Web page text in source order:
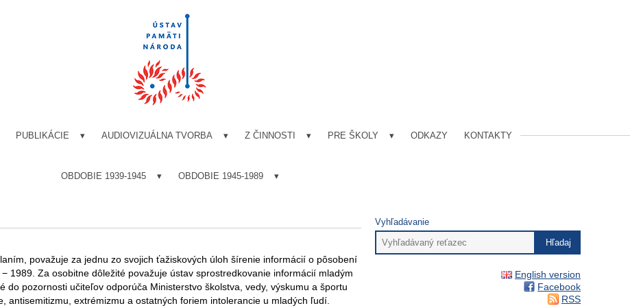
PUBLIKÁCIE AUDIOVIZUÁLNA TVORBA Z ČINNOSTI PRE ŠKOLY ODKAZY KONTAKTY
OBDOBIE 1939-1945 OBDOBIE 1945-1989
považuje za jednu zo svojich ťažiskových úloh šírenie informácií o pôsobení
1989. Za osobitne dôležité považuje ústav sprostredkovanie informácií mladým
pozornosti učiteľov odporúča Ministerstvo školstva, vedy, výskumu a športu
antisemitizmu, extrémizmu a ostatných foriem intolerancie u mladých ľudí.
Vyhľadávanie
English version
Facebook
RSS